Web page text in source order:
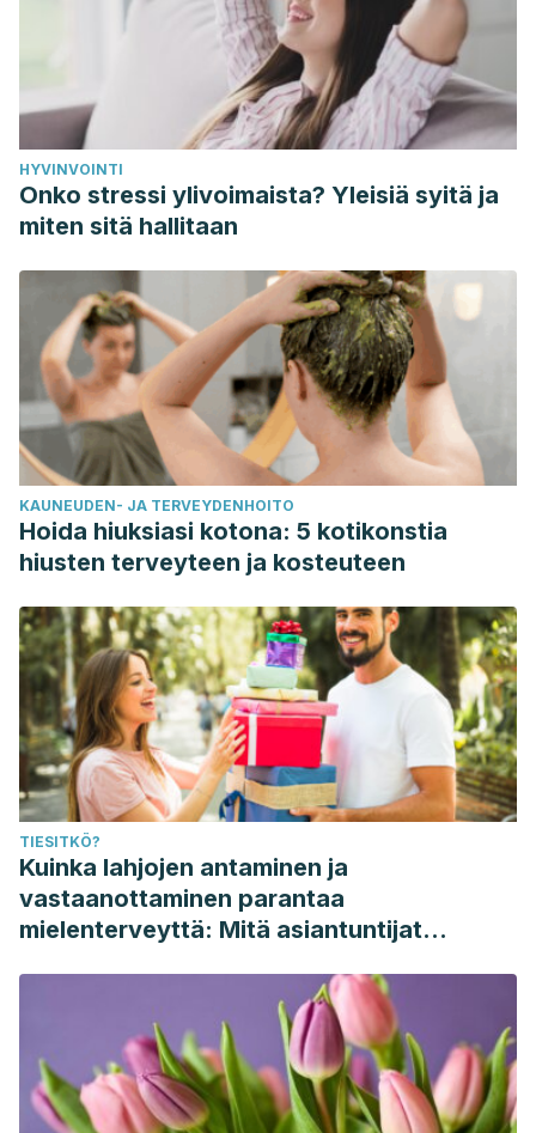
(Strelitzia Reginae Aiton) En Nayarit, México.Revista de
Ciencias Naturales y Agropecuarias.
http://dspace.uan.mx:8080/xmlui/handle/123456789/525
Paiva, P., Paiva, R., Pasqual, M., & Paiva, L. V. (2004). In
vitro stablisment of strelitzia (Strelitzia reginae Banks.).
Ciência e Agrotecnologia
https://www.scielo.br/j/cagro/a/
Ramírez, L., García, E., Navarrete, A., García, C., & Arévalo,
L. (2017). Ave del Paraiso (Strelitzia reginae Ait.) aspectos
fundamentales para su producción
comercial.AGROProductividad ,10(3).
https://go.gale.com/ps/i.do?
Sane, A., Sujatha, S., Shilpa, K., Laxman, R. H., &
Shivashankara, K. S. (2020). Growth, yield, physiological
and biochemical traits of different accessions of bird of
paradise (Strelitzia reginae L.).
Products,151, 112477.
https://www.sciencedirect.com/science/article/abs/pii/
HYVINVOINTI
Onko stressi ylivoimaista? Yleisiä syitä ja
miten sitä hallitaan
KAUNEUDEN- JA TERVEYDENHOITO
Hoida hiuksiasi kotona: 5 kotikonstia
hiusten terveyteen ja kosteuteen
TIESITKÖ?
Kuinka lahjojen antaminen ja
vastaanottaminen parantaa
mielenterveyttä: Mitä asiantuntijat